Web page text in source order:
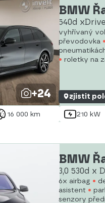
+24
BMW
540d
vyhřívaný
převodovka
roletky na
zjistit
16 000 km 210 kW
BMW
3,0 530d x
6x airbag
asistent
senzory